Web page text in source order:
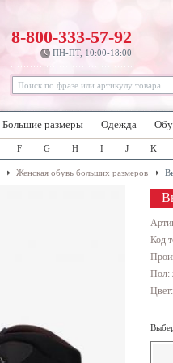
8-800-333-57-92
ПН-ПТ, 10:00-18:00
Большие размеры Одежда
F G H I J K
Женская обувь больших размеров
Код
Пол: